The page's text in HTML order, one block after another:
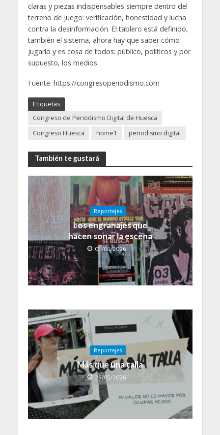
claras y piezas indispensables siempre dentro del
terreno de juego: verificación, honestidad y lucha
contra la desinformación. El tablero está definido,
también el sistema, ahora hay que saber cómo
jugarlo y es cosa de todos: público, políticos y por
supuesto, los medios.
Fuente: https://congresoperiodismo.com
Etiquetas
Congreso de Periodismo Digital de Huesca
Congreso Huesca
home1 periodismo digital
También te gustará
Reportajes
Los engranajes que
hacen sonar la escena
01/06/2026
Reportajes
Más que una talla
29/05/2026